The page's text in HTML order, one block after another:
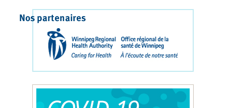
Nos partenaires